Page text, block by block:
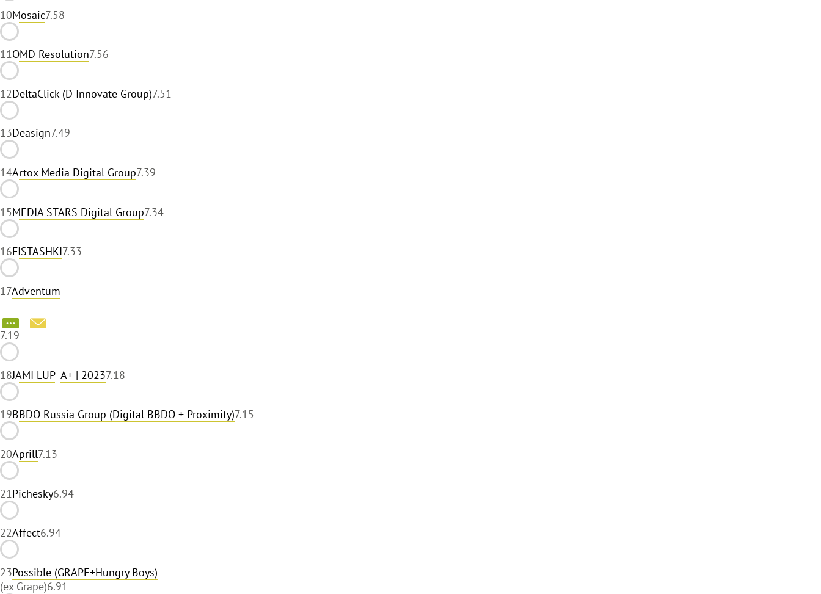
10Mosaic7.58
11OMD Resolution7.56
12DeltaClick (D Innovate Group)7.51
13Deasign7.49
14Artox Media Digital Group7.39
15MEDIA STARS Digital Group7.34
16FISTASHKI7.33
17Adventum
7.19
18JAMI LUP A+ | 20237.18
19BBDO Russia Group (Digital BBDO + Proximity)7.15
20Aprill7.13
21Pichesky6.94
22Affect6.94
23Possible (GRAPE+Hungry Boys)
(ex Grape)6.91